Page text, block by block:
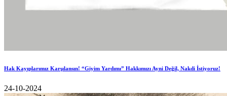
Hak Kayıplarımız Karşılansın! “Giyim Yardımı” Hakkımızı Ayni Değil, Nakdi İstiyoruz!
24-10-2024